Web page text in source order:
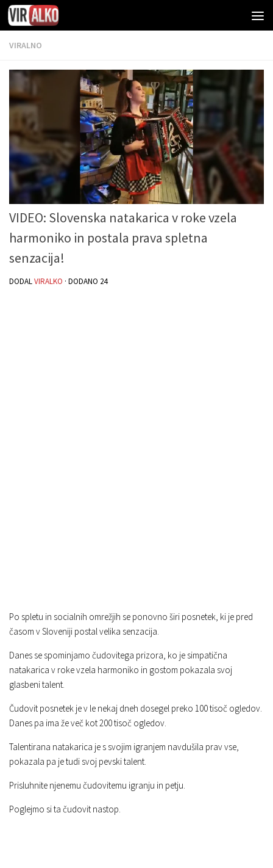
VIRALNO
VIDEO: Slovenska natakarica v roke vzela
harmoniko in postala prava spletna
senzacija!
DODALVIRALKO · DODANO 24
Po spletu in socialnih omrežjih se ponovno širi posnetek, ki je pred
časom v Sloveniji postal velika senzacija.
Danes se spominjamo čudovitega prizora, ko je simpatična
natakarica v roke vzela harmoniko in gostom pokazala svoj
glasbeni talent.
Čudovit posnetek je v le nekaj dneh dosegel preko 100 tisoč ogledov.
Danes pa ima že več kot 200 tisoč ogledov.
Talentirana natakarica je s svojim igranjem navdušila prav vse,
pokazala pa je tudi svoj pevski talent.
Prisluhnite njenemu čudovitemu igranju in petju.
Poglejmo si ta čudovit nastop.